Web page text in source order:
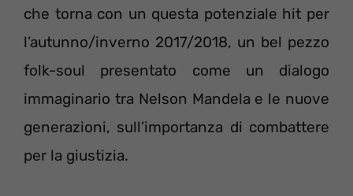
che torna con un questa potenziale hit per
l’autunno/inverno 2017/2018, un bel pezzo
folk-soul presentato come un dialogo
immaginario tra Nelson Mandela e le nuove
generazioni, sull’importanza di combattere
per la giustizia.